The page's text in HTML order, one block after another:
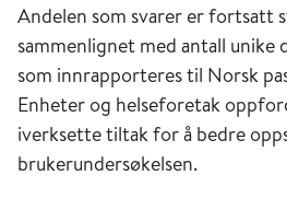
Andelen som svarer er fortsatt
sammenlignet med antall unike
som innrapporteres til Norsk
Enheter og helseforetak
iverksette tiltak for å bedre
brukerundersøkelsen.